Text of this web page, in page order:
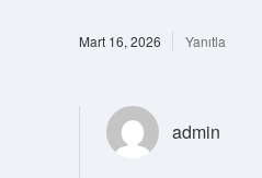
Mart 16, 2026 Yanıtla
admin